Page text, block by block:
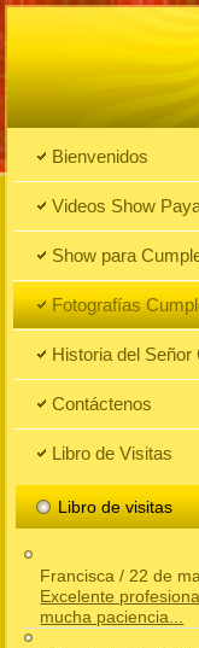
Bienvenidos
Videos Show
Show para
Fotografías
Historia del Señor
Contáctenos
Libro de Visitas
Libro de visitas
Francisca /22 de
Excelente
mucha paciencia...